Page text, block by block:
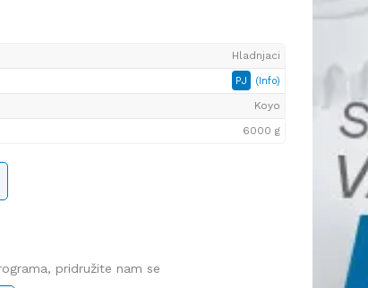
Hladnjaci
PJ (Info)
Koyo
6000 g
pridružite nam se